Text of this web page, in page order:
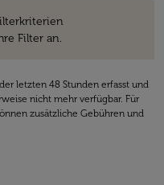
Filter an.
letzten 48 Stunden erfasst und
nicht mehr verfügbar. Für
zusätzliche Gebühren und